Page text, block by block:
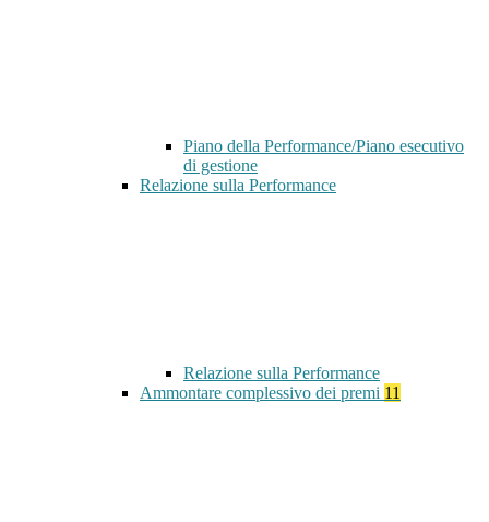
Piano della Performance/Piano esecutivo
di gestione
Relazione sulla Performance
Relazione sulla Performance
Ammontare complessivo dei premi 11